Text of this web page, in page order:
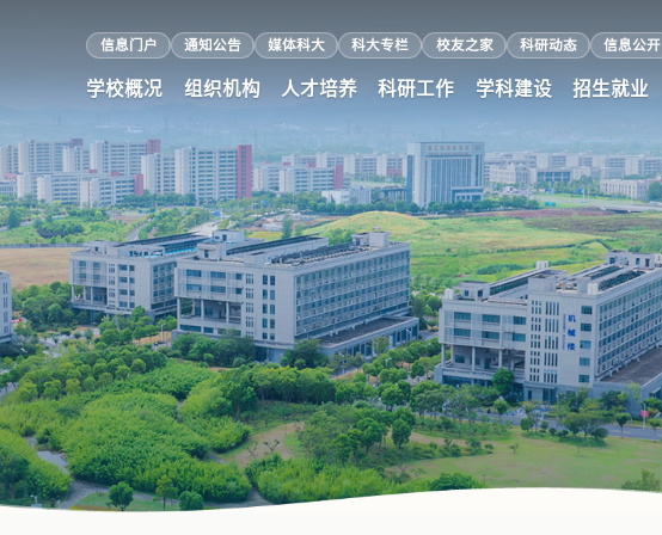
信息门户 通知公告 媒体科大 科大专栏 校友之家 科研动态 信息公开
学校概况 组织机构 人才培养 科研工作 学科建设 招生就业